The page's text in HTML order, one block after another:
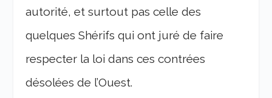
autorité, et surtout pas celle des
quelques Shérifs qui ont juré de faire
respecter la loi dans ces contrées
désolées de l’Ouest.